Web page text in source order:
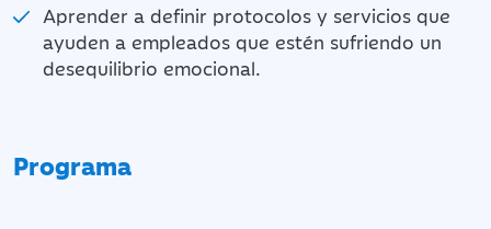
Aprender a definir protocolos y servicios que
ayuden a empleados que estén sufriendo un
desequilibrio emocional.
Programa